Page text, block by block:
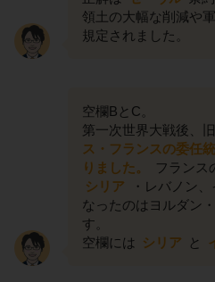
領土の大幅な削減や
規定されました。
空欄BとC。
第一次世界大戦後、
ス・フランスの委任
りました。
フランス
シリア
・レバノン
なったのはヨルダン
す。
空欄には
シリア と